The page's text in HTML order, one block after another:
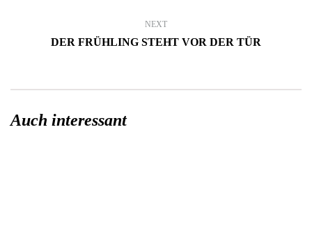
NEXT
DER FRÜHLING STEHT VOR DER TÜR
Auch interessant